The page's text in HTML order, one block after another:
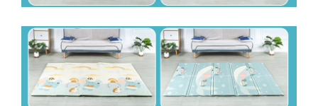
Masini de gaurit si insurubat
Accesorii masini de gaurit
Ciocane rotopercutoare
Ciocane rotopercutoare cu
acumulator
Consumabile masini de gaurit